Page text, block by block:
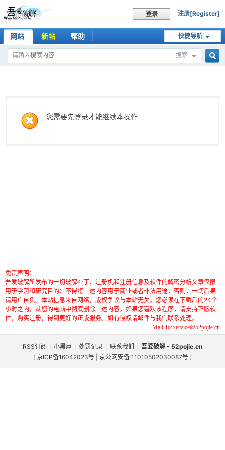
登录 注册[Register]
快捷导航
网站 新帖 帮助
搜索
您需要先登录才能继续本操作
免责声明：
吾爱破解所发布的一切破解补丁、注册机和注册信息及软件的解密分析文章仅限
用于学习和研究目的；不得将上述内容用于商业或者非法用途，否则，一切后果
请用户自负。本站信息来自网络，版权争议与本站无关。您必须在下载后的24个
小时之内，从您的电脑中彻底删除上述内容。如果您喜欢该程序，请支持正版软
件，购买注册，得到更好的正版服务。如有侵权请邮件与我们联系处理。
Mail To:Service@52pojie.cn
RSS订阅 小黑屋 处罚记录 联系我们
吾爱破解 - 52pojie.cn
( 京ICP备16042023号 | 京公网安备 11010502030087号 )